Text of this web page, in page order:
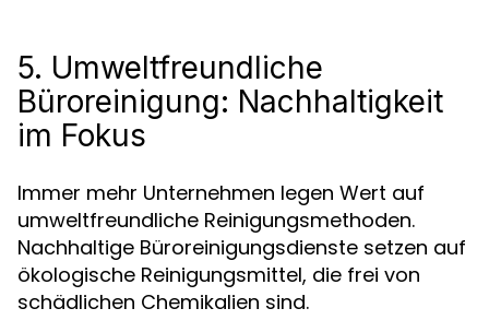
5. Umweltfreundliche
Büroreinigung: Nachhaltigkeit
im Fokus
Immer mehr Unternehmen legen Wert auf
umweltfreundliche Reinigungsmethoden.
Nachhaltige Büroreinigungsdienste setzen auf
ökologische Reinigungsmittel, die frei von
schädlichen Chemikalien sind.